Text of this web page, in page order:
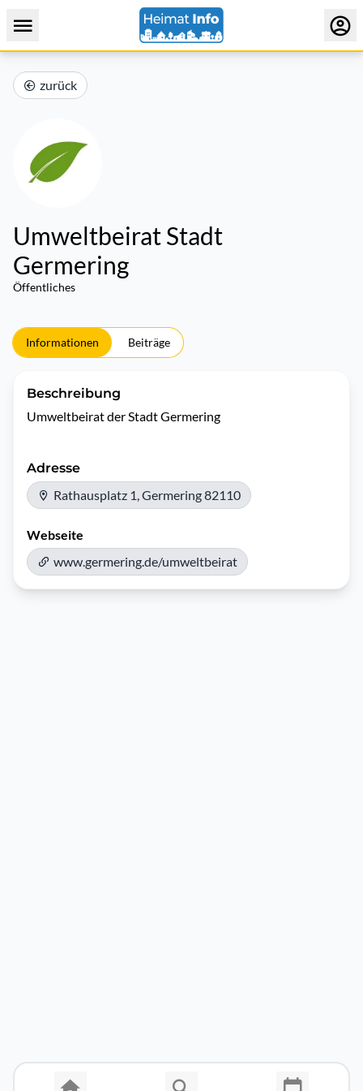
zurück
Umweltbeirat Stadt
Germering
Öffentliches
Informationen Beiträge
Beschreibung
Umweltbeirat der Stadt Germering
Adresse
Rathausplatz 1, Germering 82110
Webseite
www.germering.de/umweltbeirat